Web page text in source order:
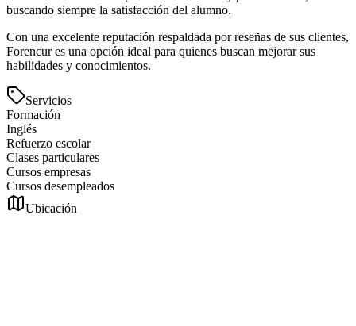
buscando siempre la satisfacción del alumno.
Con una excelente reputación respaldada por reseñas de sus clientes,
Forencur es una opción ideal para quienes buscan mejorar sus
habilidades y conocimientos.
Servicios
Formación
Inglés
Refuerzo escolar
Clases particulares
Cursos empresas
Cursos desempleados
Ubicación